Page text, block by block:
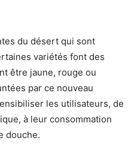
du désert qui sont
variétés font des
être jaune, rouge ou
par ce nouveau
les utilisateurs, de
à leur consommation
douche.